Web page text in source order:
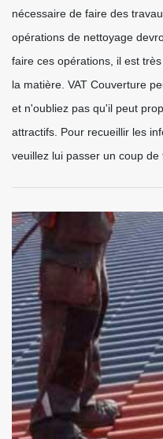
nécessaire de faire des
opérations de nettoyage
faire ces opérations, il est
la matière. VAT Couverture
et n'oubliez pas qu'il peut
attractifs. Pour recueillir les
veuillez lui passer un coup de